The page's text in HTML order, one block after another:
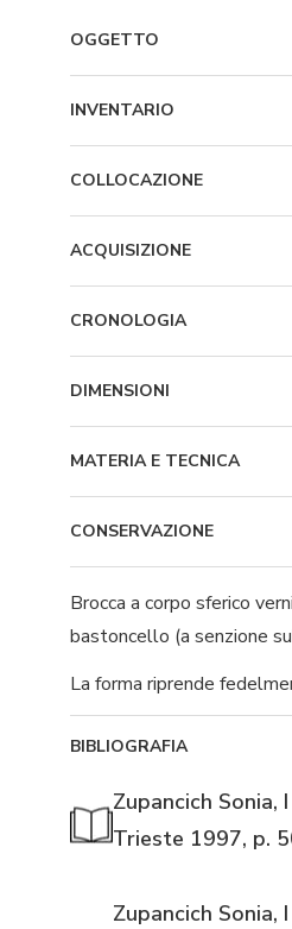
OGGETTO
INVENTARIO
COLLOCAZIONE
ACQUISIZIONE
CRONOLOGIA
DIMENSIONI
MATERIA E TECNICA
CONSERVAZIONE
Brocca a corpo sferico
bastoncello (a senzione
La forma riprende
BIBLIOGRAFIA
Zupancich
Trieste 1997, p.
Zupancich